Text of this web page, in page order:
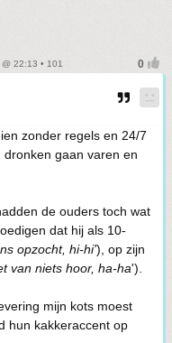
22:13 • 101
zonder regels en 24/7
gaan varen en
de ouders toch wat
dat hij als 10-
opzocht, hi-hi'), op zijn
van niets hoor, ha-ha').
mijn kots moest
hun kakkeraccent op